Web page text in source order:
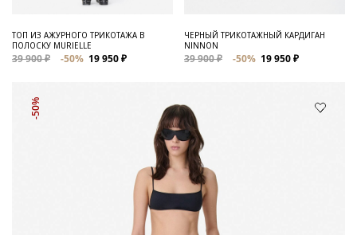
ТОП ИЗ АЖУРНОГО ТРИКОТАЖА В
ПОЛОСКУ MURIELLE
39 900 ₽ -50% 19 950 ₽
ЧЕРНЫЙ ТРИКОТАЖНЫЙ КАРДИГАН
NINNON
39 900 ₽ -50% 19 950 ₽
-50%